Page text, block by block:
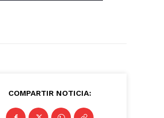
COMPARTIR NOTICIA: